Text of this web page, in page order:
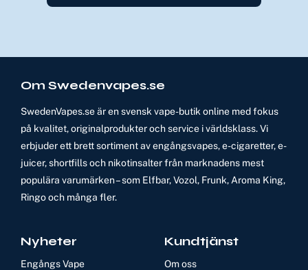
Om Swedenvapes.se
SwedenVapes.se är en svensk vape-butik online med fokus
på kvalitet, originalprodukter och service i världsklass. Vi
erbjuder ett brett sortiment av engångsvapes, e-cigaretter, e-
juicer, shortfills och nikotinsalter från marknadens mest
populära varumärken – som Elfbar, Vozol, Frunk, Aroma King,
Ringo och många fler.
Nyheter
Engångs Vape
Kundtjänst
Om oss